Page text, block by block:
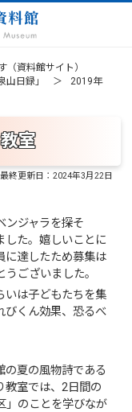
（資料館サイト）
山日録」
2019年
室
最終更新日：2024年3月22日
ジャラを探そ
した。嬉しいことに
に達したため募集は
ございました。
いは子どもたちを集
びくん効果、恐るべ
の夏の風物詩である
教室では、2日間の
」のことを学びなが